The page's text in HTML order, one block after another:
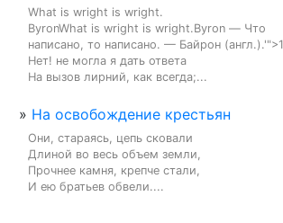
What is wright is wright.
ByronWhat is wright is wright.Byron — Что
написано, то написано. — Байрон (англ.).'">1
Нет! не могла я дать ответа
На вызов лирний, как всегда;...
» На освобождение крестьян
Они, стараясь, цепь сковали
Длиной во весь объем земли,
Прочнее камня, крепче стали,
И ею братьев обвели....